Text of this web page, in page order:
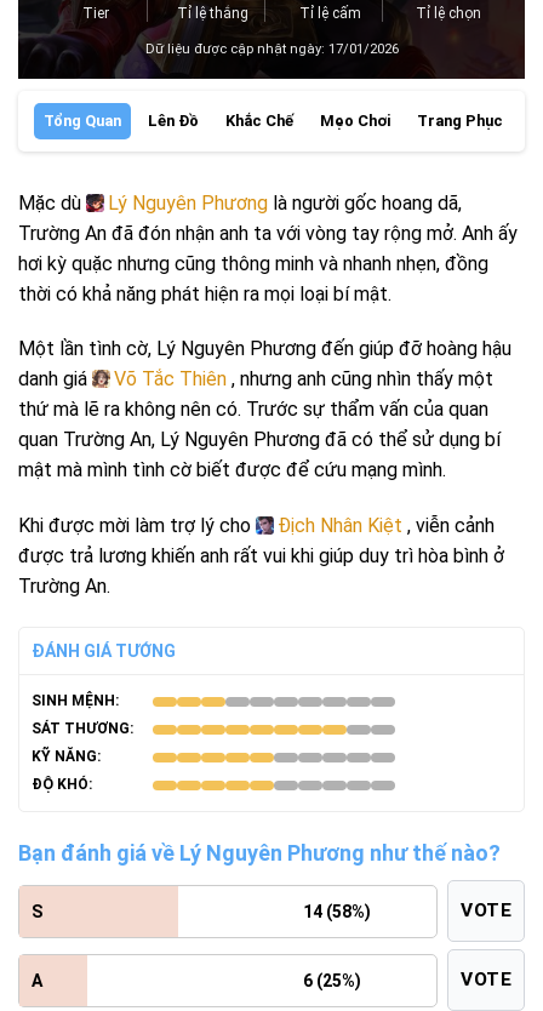
Tier Tỉ lệ thắng Tỉ lệ cấm Tỉ lệ chọn
Dữ liệu được cập nhật ngày: 17/01/2026
Tổng Quan Lên Đồ Khắc Chế Mẹo Chơi Trang Phục
Mặc dù Lý Nguyên Phương là người gốc hoang dã,
Trường An đã đón nhận anh ta với vòng tay rộng mở. Anh ấy
hơi kỳ quặc nhưng cũng thông minh và nhanh nhẹn, đồng
thời có khả năng phát hiện ra mọi loại bí mật.
Một lần tình cờ, Lý Nguyên Phương đến giúp đỡ hoàng hậu
danh giá
Võ Tắc Thiên , nhưng anh cũng nhìn thấy một
thứ mà lẽ ra không nên có. Trước sự thẩm vấn của quan
quan Trường An, Lý Nguyên Phương đã có thể sử dụng bí
mật mà mình tình cờ biết được để cứu mạng mình.
Khi được mời làm trợ lý cho Địch Nhân Kiệt , viễn cảnh
được trả lương khiến anh rất vui khi giúp duy trì hòa bình ở
Trường An.
ĐÁNH GIÁ TƯỚNG
SINH MỆNH:
SÁT THƯƠNG:
KỸ NĂNG:
ĐỘ KHÓ:
Bạn đánh giá về Lý Nguyên Phương như thế nào?
S 14 (58%) VOTE
A 6 (25%) VOTE